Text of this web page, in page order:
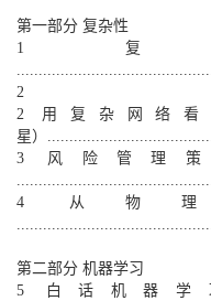
第一部分 复杂性
1 复
2
2 用复杂网络
星）
3 风险管理
4 从物
第二部分 机器学习
5 白话机器学